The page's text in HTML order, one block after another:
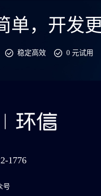
单，开发更
稳定高效 0 元试用
1776
号